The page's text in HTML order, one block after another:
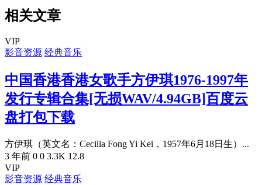
相关文章
VIP
影音资源 经典音乐
中国香港香港女歌手方伊琪1976-1997年
发行专辑合集[无损WAV/4.94GB]百度云
盘打包下载
方伊琪（英文名：Cecilia Fong Yi Kei，1957年6月18日生）...
3 年前 0 0 3.3K 12.8
VIP
影音资源 经典音乐